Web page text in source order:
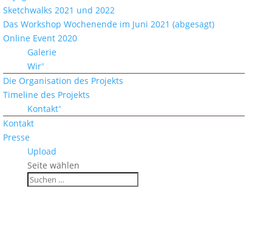
Sketchwalks 2021 und 2022
Das Workshop Wochenende im Juni 2021 (abgesagt)
Online Event 2020
Galerie
Wir
Die Organisation des Projekts
Timeline des Projekts
Kontakt
Kontakt
Presse
Upload
Seite wählen